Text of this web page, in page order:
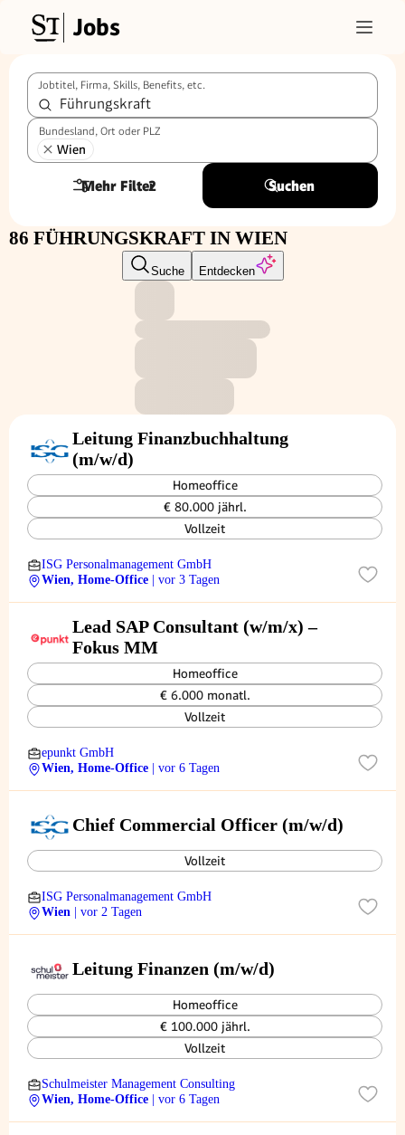
Jobs
Jobtitel, Firma, Skills, Benefits, etc.
Bundesland, Ort oder PLZ
Wien
Mehr Filter
2 Suchen
86 FÜHRUNGSKRAFT IN WIEN
Suche Entdecken
Leitung Finanzbuchhaltung
(m/w/d)
Homeoffice
€ 80.000 jährl.
Vollzeit
ISG Personalmanagement GmbH
Wien, Home-Office
| vor 3 Tagen
Lead SAP Consultant (w/m/x) –
Fokus MM
Homeoffice
€ 6.000 monatl.
Vollzeit
epunkt GmbH
Wien, Home-Office
| vor 6 Tagen
Chief Commercial Officer (m/w/d)
Vollzeit
ISG Personalmanagement GmbH
Wien
| vor 2 Tagen
Leitung Finanzen (m/w/d)
Homeoffice
€ 100.000 jährl.
Vollzeit
Schulmeister Management Consulting
Wien, Home-Office
| vor 6 Tagen